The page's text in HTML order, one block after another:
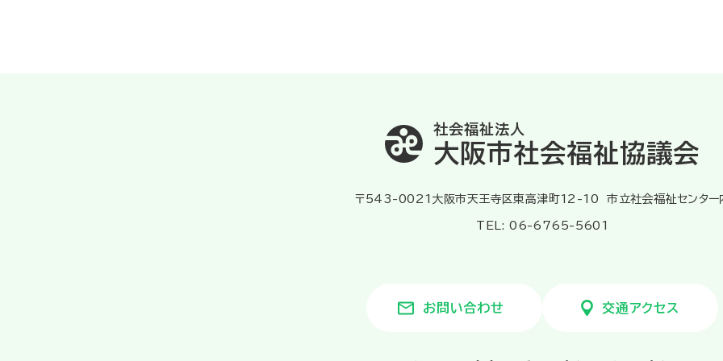
社会福祉法人
大阪市社会福祉協議会
〒543-0021大阪市天王寺区東高津町12-10 市立社会福祉センター
TEL: 06-6765-5601
お問い合わせ 交通アクセス